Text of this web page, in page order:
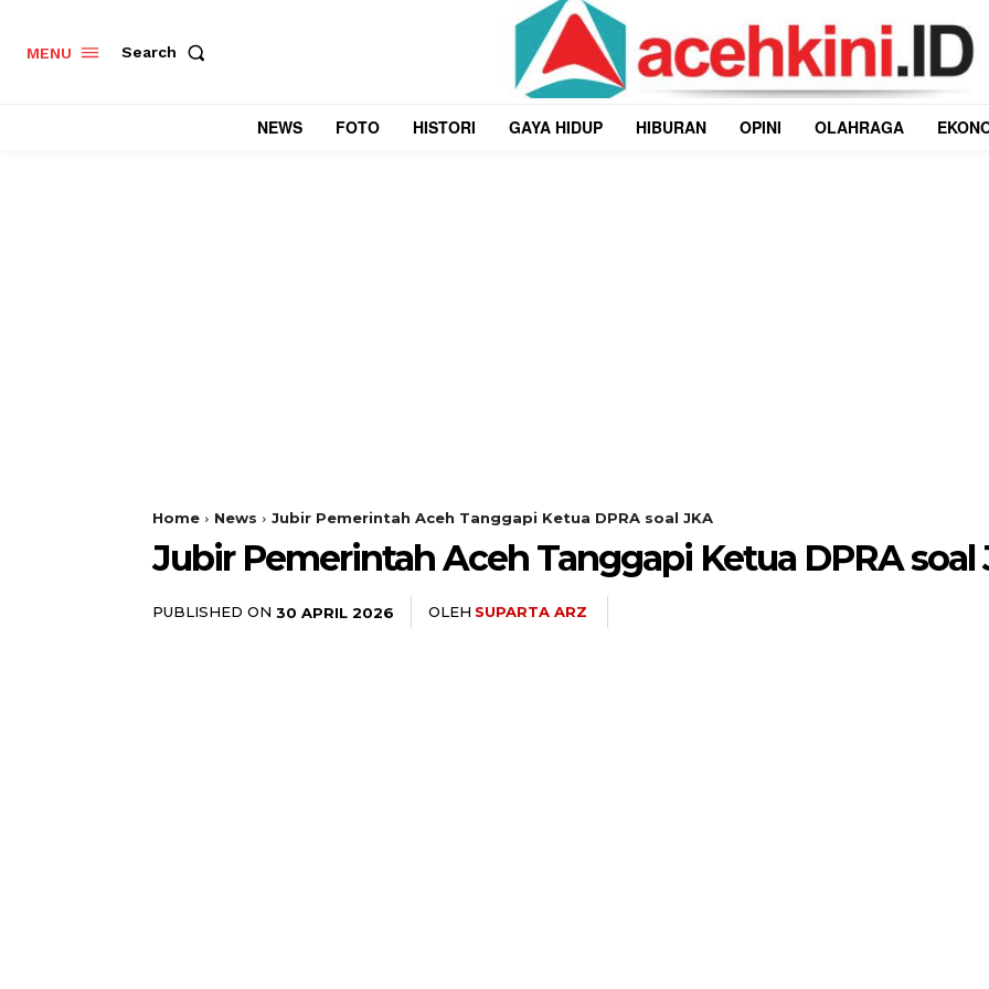
MENU Search
NEWS FOTO HISTORI GAYA HIDUP HIBURAN OPINI OLAHRAGA
Home News Jubir Pemerintah Aceh Tanggapi Ketua DPRA soal JKA
Jubir Pemerintah Aceh Tanggapi Ketua DPRA soal
PUBLISHED ON 30 APRIL 2026 OLEH SUPARTA ARZ